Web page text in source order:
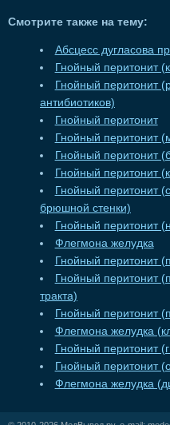
Смотрите также на тему:
Абсцесс дугласова
Гнойный перитонит
Гнойный перитонит
антибиотиков)
Гнойный перитонит
Гнойный перитонит
Гнойный перитонит
Гнойный перитонит
Гнойный перитонит
брюшной стенки)
Гнойный перитонит
Флегмона желудка
Гнойный перитонит
Гнойный перитонит
тракта)
Гнойный перитонит
Флегмона желудка
Гнойный перитонит
Гнойный перитонит
Флегмона желудка